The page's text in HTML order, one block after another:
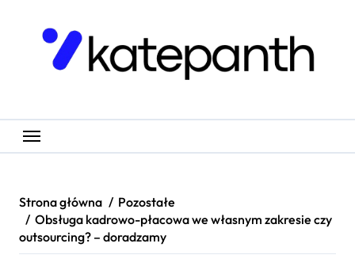
content
Strona główna
Pozostałe
Obsługa kadrowo-płacowa we własnym zakresie czy
outsourcing? – doradzamy